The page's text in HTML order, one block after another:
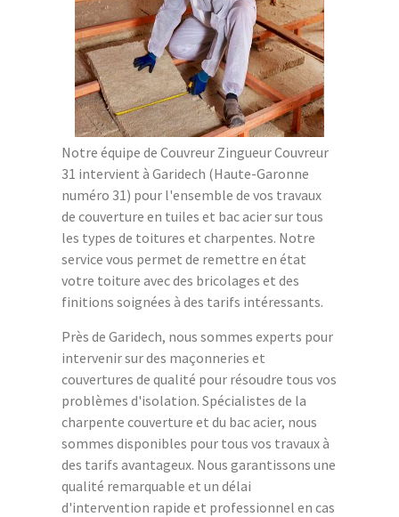
Notre équipe de Couvreur Zingueur Couvreur
31 intervient à Garidech (Haute-Garonne
numéro 31) pour l'ensemble de vos travaux
de couverture en tuiles et bac acier sur tous
les types de toitures et charpentes. Notre
service vous permet de remettre en état
votre toiture avec des bricolages et des
finitions soignées à des tarifs intéressants.
Près de Garidech, nous sommes experts pour
intervenir sur des maçonneries et
couvertures de qualité pour résoudre tous vos
problèmes d'isolation. Spécialistes de la
charpente couverture et du bac acier, nous
sommes disponibles pour tous vos travaux à
des tarifs avantageux. Nous garantissons une
qualité remarquable et un délai
d'intervention rapide et professionnel en cas